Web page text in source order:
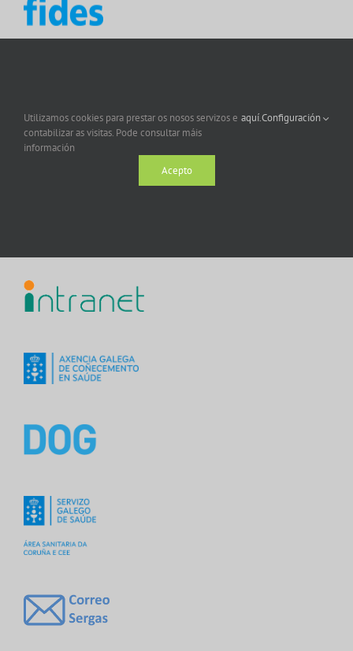
Utilizamos cookies para prestar os nosos servizos e
contabilizar as visitas. Pode consultar máis
información
aquí.Configuración
Acepto